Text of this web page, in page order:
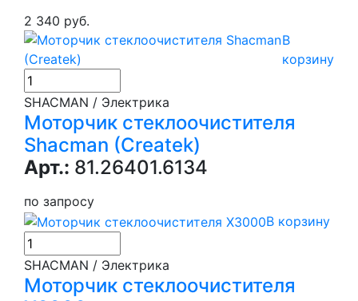
2 340 руб.
В
корзину
SHACMAN / Электрика
Моторчик стеклоочистителя
Shacman (Createk)
Арт.: 81.26401.6134
по запросу
В корзину
SHACMAN / Электрика
Моторчик стеклоочистителя